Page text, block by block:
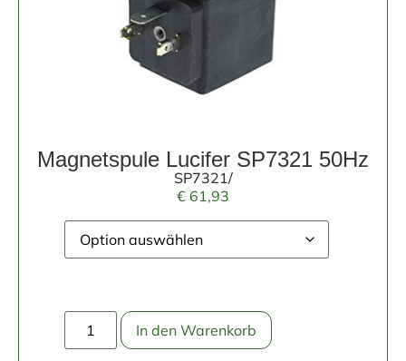
Magnetspule Lucifer SP7321 50Hz
SP7321/
€ 61,93
In den Warenkorb